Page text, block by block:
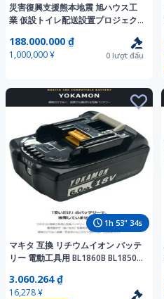
災害復興支援熊本地震 旭ハウス工
業 仮設トイレ配送設置プロジェク
します。募金ユーチューバー力を貸
して
188.000.000 ₫
1,000,000 ¥ 0 lượt đấu
1h 53" 32s
マキタ 互換 リチウムイオン バッテ
リー 電動工具用 BL1860B BL1850B
載 12ヶ月保証 PES認証済み
3.060.264 ₫
16,278 ¥